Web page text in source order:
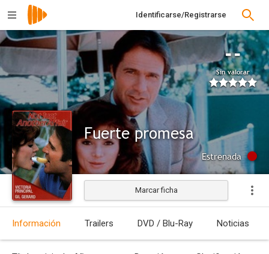
Identificarse/Registrarse
--
Sin valorar
Fuerte promesa
Estrenada
Marcar ficha
Información Trailers DVD / Blu-Ray Noticias